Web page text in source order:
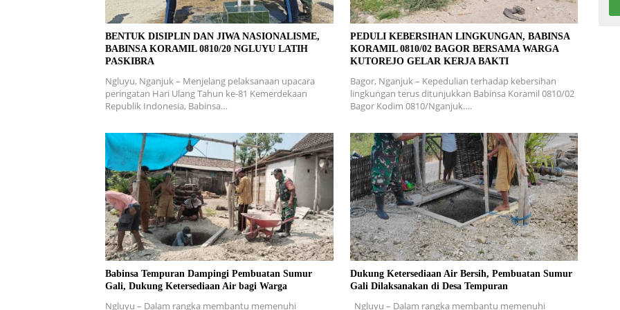
BENTUK DISIPLIN DAN JIWA NASIONALISME,
BABINSA KORAMIL 0810/20 NGLUYU LATIH
PASKIBRA
Ngluyu, Nganjuk – Menjelang pelaksanaan upacara
peringatan Hari Ulang Tahun ke-81 Kemerdekaan
Republik Indonesia, Babinsa…
PEDULI KEBERSIHAN LINGKUNGAN, BABINSA
KORAMIL 0810/02 BAGOR BERSAMA WARGA
KUTOREJO GELAR KERJA BAKTI
Bagor, Nganjuk – Kepedulian terhadap kebersihan
lingkungan terus ditunjukkan Babinsa Koramil 0810/02
Bagor Kodim 0810/Nganjuk….
Babinsa Tempuran Dampingi Pembuatan Sumur
Gali, Dukung Ketersediaan Air bagi Warga
Ngluyu – Dalam rangka membantu memenuhi
Dukung Ketersediaan Air Bersih, Pembuatan Sumur
Gali Dilaksanakan di Desa Tempuran
Ngluyu – Dalam rangka membantu memenuhi